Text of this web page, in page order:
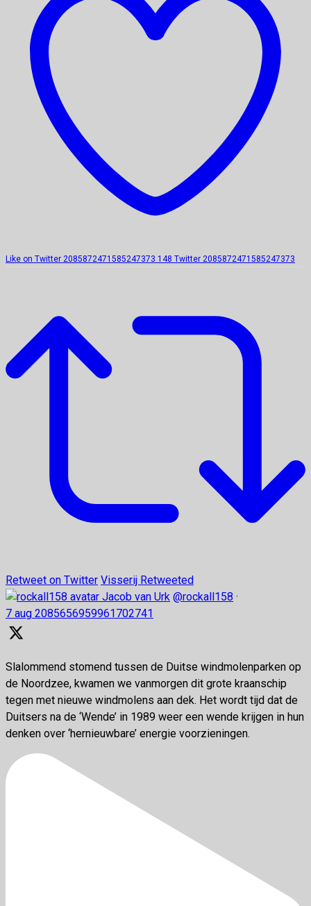
Like on Twitter 2085872471585247373 148 Twitter 2085872471585247373
Retweet on Twitter Visserij Retweeted
Jacob van Urk @rockall158 ·
7 aug 2085656959961702741
Slalommend stomend tussen de Duitse windmolenparken op
de Noordzee, kwamen we vanmorgen dit grote kraanschip
tegen met nieuwe windmolens aan dek. Het wordt tijd dat de
Duitsers na de ‘Wende’ in 1989 weer een wende krijgen in hun
denken over ‘hernieuwbare’ energie voorzieningen.